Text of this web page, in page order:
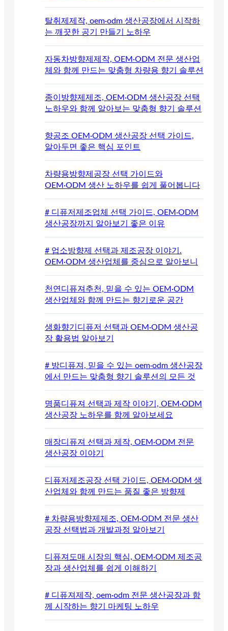
탈취제제작, oem·odm 생산공장에서 시작하
는 깨끗한 공기 만들기 노하우
자동차방향제제작, OEM·ODM 전문 생산업
체와 함께 만드는 맞춤형 차량용 향기 솔루션
종이방향제제조, OEM·ODM 생산공장 선택
노하우와 함께 알아보는 맞춤형 향기 솔루션
향공조 OEM·ODM 생산공장 선택 가이드,
알아두면 좋은 핵심 포인트
차량용방향제공장 선택 가이드와
OEM·ODM 생산 노하우를 쉽게 풀어봅니다
# 디퓨저제조업체 선택 가이드, OEM·ODM
생산공장까지 알아보기 좋은 이유
# 업소방향제 선택과 제조공장 이야기.
OEM·ODM 생산업체를 중심으로 알아보니
천연디퓨져추천, 믿을 수 있는 OEM·ODM
생산업체와 함께 만드는 향기로운 공간
생화향기디퓨저 선택과 OEM·ODM 생산공
장 활용법 알아보기
# 방디퓨져, 믿을 수 있는 oem·odm 생산공장
에서 만드는 맞춤형 향기 솔루션의 모든 것
명품디퓨져 선택과 제작 이야기, OEM·ODM
생산공장 노하우를 함께 알아보세요
매장디퓨져 선택과 제작, OEM·ODM 전문
생산공장 이야기
디퓨저제조공장 선택 가이드, OEM·ODM 생
산업체와 함께 만드는 품질 좋은 방향제
# 차량용방향제제조, OEM·ODM 전문 생산
공장 선택법과 개발과정 알아보기
디퓨져도매 시장의 핵심, OEM·ODM 제조공
장과 생산업체를 쉽게 이해하기
# 디퓨져제작, oem·odm 전문 생산공장과 함
께 시작하는 향기 마케팅 노하우